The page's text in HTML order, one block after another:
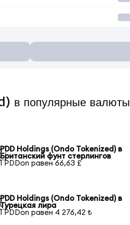
в популярные валюты
PDD Holdings (Ondo Tokenized) в
Британский фунт стерлингов
1 PDDon равен 66,63 £
PDD Holdings (Ondo Tokenized) в
Турецкая лира
1 PDDon равен 4 276,42 ₺